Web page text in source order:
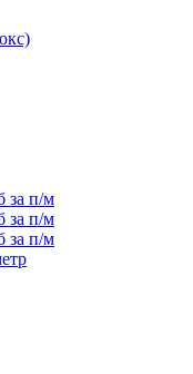
за п/м
за п/м
за п/м